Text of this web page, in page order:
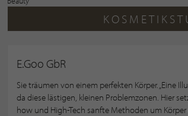
E.Goo GbR
Sie träumen von einem perfekten Körper. „Eine
da diese lästigen, kleinen Problemzonen. Hier
how und High-Tech sanfte Methoden um